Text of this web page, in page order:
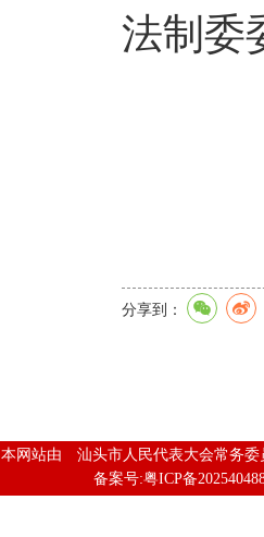
法制委
分享到：
本网站由 汕头市人民代表大会常务
备案号:粤ICP备